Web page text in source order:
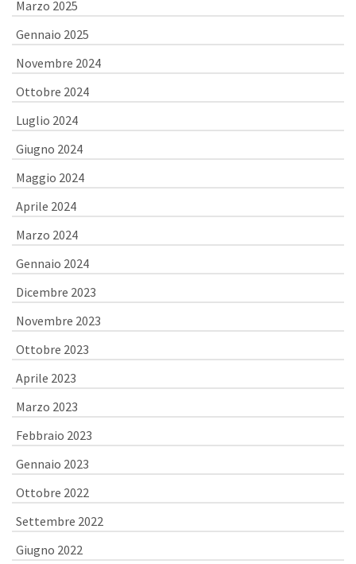
Marzo 2025
Gennaio 2025
Novembre 2024
Ottobre 2024
Luglio 2024
Giugno 2024
Maggio 2024
Aprile 2024
Marzo 2024
Gennaio 2024
Dicembre 2023
Novembre 2023
Ottobre 2023
Aprile 2023
Marzo 2023
Febbraio 2023
Gennaio 2023
Ottobre 2022
Settembre 2022
Giugno 2022